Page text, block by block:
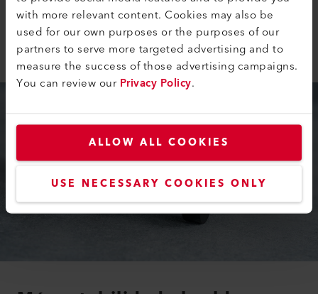
with more relevant content. Cookies may also be
used for our own purposes or the purposes of our
partners to serve more targeted advertising and to
measure the success of those advertising campaigns.
You can review ourPrivacy Policy.
ALLOW ALL COOKIES
USE NECESSARY COOKIES ONLY
manejo de la soldadora. La velocidad y la temperatura
pueden ajustarse fácilmente a través de la clara
pantalla.